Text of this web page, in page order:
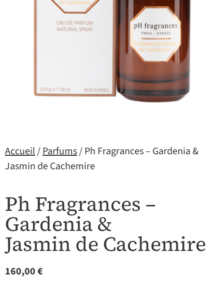
Accueil/Parfums/ Ph Fragrances – Gardenia &
Jasmin de Cachemire
Ph Fragrances –
Gardenia &
Jasmin de Cachemire
160,00€